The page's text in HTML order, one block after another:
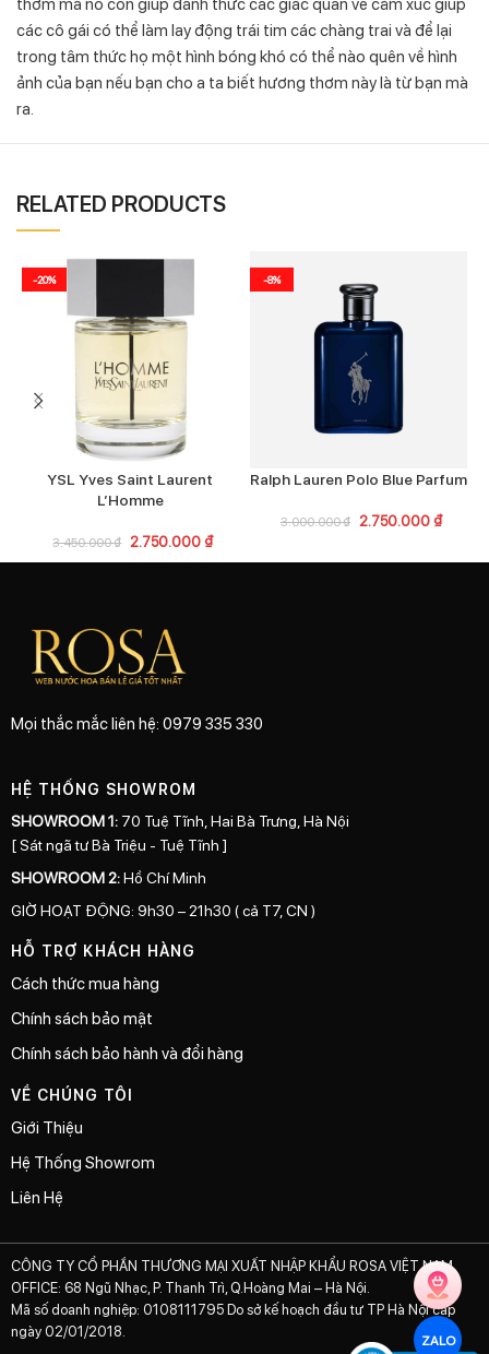
ZALO
các cô gái có thể làm lay động trái tim các chàng trai và để lại
trong tâm thức họ một hình bóng khó có thể nào quên về hình
ảnh của bạn nếu bạn cho a ta biết hương thơm này là từ bạn mà
ra.
RELATED PRODUCTS
-20%
YSL Yves Saint Laurent
L’Homme
3.450.000₫ 2.750.000 ₫
-8%
Ralph Lauren Polo Blue Parfum
3.000.000₫ 2.750.000 ₫
Mọi thắc mắc liên hệ: 0979 335 330
HỆ THỐNG SHOWROM
SHOWROOM 1: 70 Tuệ Tĩnh, Hai Bà Trưng, Hà Nội
[ Sát ngã tư Bà Triệu - Tuệ Tĩnh ]
SHOWROOM 2:Hồ Chí Minh
GIỜ HOẠT ĐỘNG: 9h30 – 21h30 ( cả T7, CN )
HỖ TRỢ KHÁCH HÀNG
Cách thức mua hàng
Chính sách bảo mật
Chính sách bảo hành và đổi hàng
VỀ CHÚNG TÔI
Giới Thiệu
Hệ Thống Showrom
Liên Hệ
CÔNG TY CỔ PHẦN THƯƠNG MẠI XUẤT NHẬP KHẨU ROSA VIỆT NAM
OFFICE: 68 Ngũ Nhạc, P. Thanh Trì, Q.Hoàng Mai – Hà Nội.
Mã số doanh nghiệp: 0108111795 Do sở kế hoạch đầu tư TP Hà Nội cấp
ngày 02/01/2018.